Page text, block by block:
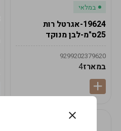
במלאי
19624-אגרטל רות
25ס"מ-לבן מנוקד
9299202379620
במארז4